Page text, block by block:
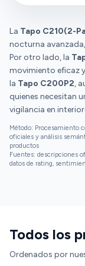
por fin las
marcar
puedes hacer
para ver la
La Tapo C210(2-
nocturna
Por otro lado, la
movimiento eficaz
la Tapo C200P2,
quienes necesitan
vigilancia en
Método: Procesamiento
oficiales y análisis
productos
Fuentes: descripciones
datos de rating,
Todos los
Ordenados por